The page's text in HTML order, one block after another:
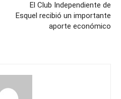
El Club Independiente de
Esquel recibió un importante
aporte económico